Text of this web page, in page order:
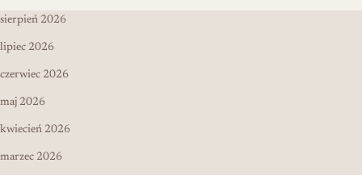
sierpień 2026
lipiec 2026
czerwiec 2026
maj 2026
kwiecień 2026
marzec 2026